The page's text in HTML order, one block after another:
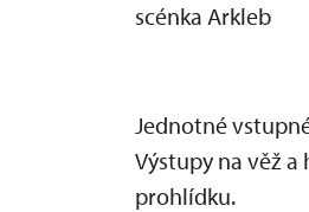
scénka Arkleb
Jednotné
Výstupy na věž
prohlídku.